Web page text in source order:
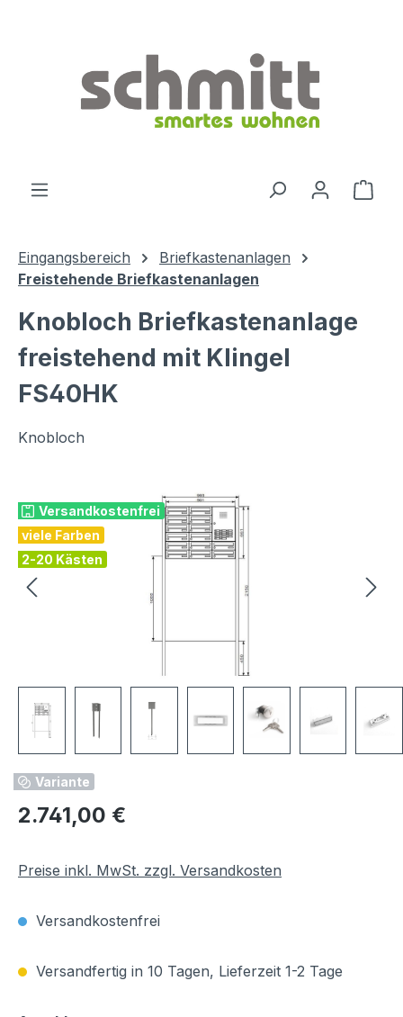
Eingangsbereich
Briefkastenanlagen
Freistehende Briefkastenanlagen
Knobloch Briefkastenanlage
freistehend mit Klingel
FS40HK
Knobloch
Versandkostenfrei
viele Farben
2-20 Kästen
Variante
Regulärer Preis:
2.741,00 €
Preise inkl. MwSt. zzgl. Versandkosten
Versandkostenfrei
Versandfertig in 10 Tagen, Lieferzeit 1-2 Tage